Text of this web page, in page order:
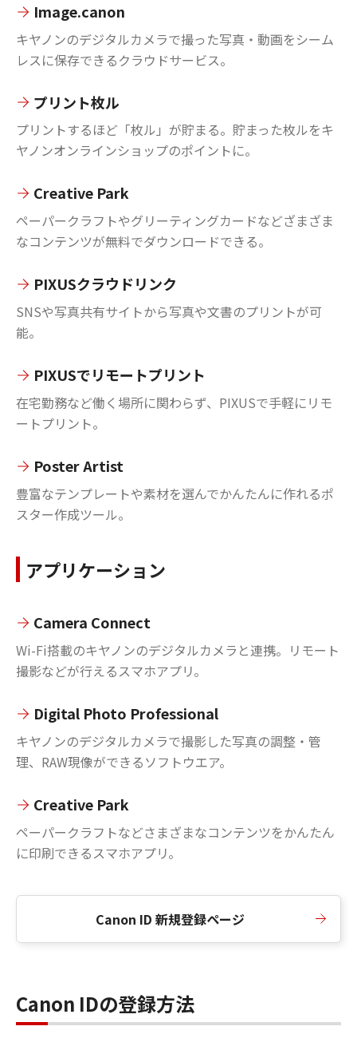
Image.canon
キヤノンのデジタルカメラで撮った写真・動画をシーム
レスに保存できるクラウドサービス。
プリント枚ル
プリントするほど「枚ル」が貯まる。貯まった枚ルをキ
ヤノンオンラインショップのポイントに。
Creative Park
ペーパークラフトやグリーティングカードなどざまざま
なコンテンツが無料でダウンロードできる。
PIXUSクラウドリンク
SNSや写真共有サイトから写真や文書のプリントが可
能。
PIXUSでリモートプリント
在宅勤務など働く場所に関わらず、PIXUSで手軽にリモ
ートプリント。
Poster Artist
豊富なテンプレートや素材を選んでかんたんに作れるポ
スター作成ツール。
アプリケーション
Camera Connect
Wi-Fi搭載のキヤノンのデジタルカメラと連携。リモート
撮影などが行えるスマホアプリ。
Digital Photo Professional
キヤノンのデジタルカメラで撮影した写真の調整・管
理、RAW現像ができるソフトウエア。
Creative Park
ペーパークラフトなどさまざまなコンテンツをかんたん
に印刷できるスマホアプリ。
Canon ID 新規登録ページ
Canon IDの登録方法